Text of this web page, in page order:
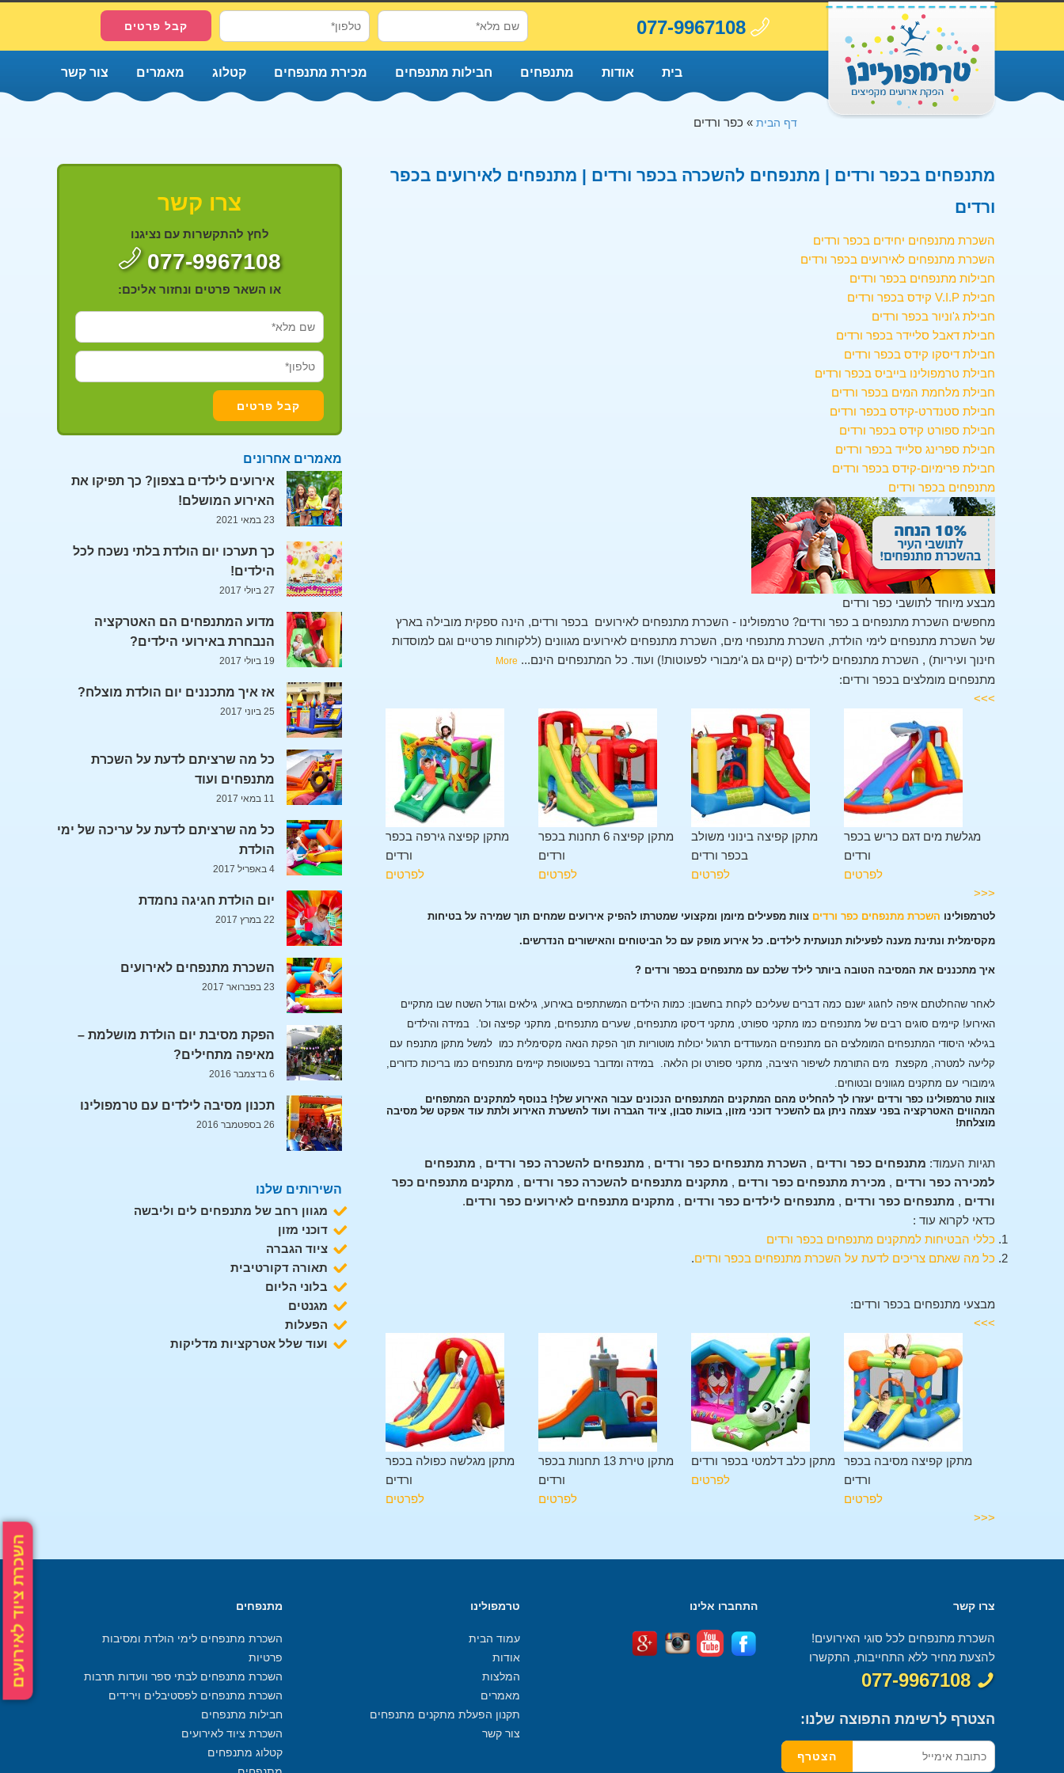
השכרת ציוד לאירועים
077-9967108
בית אודות מתנפחים חבילות מתנפחים מכירת מתנפחים קטלוג מאמרים צור קשר
דף הבית » כפר ורדים
מתנפחים בכפר ורדים | מתנפחים להשכרה בכפר ורדים | מתנפחים לאירועים בכפר
ורדים
השכרת מתנפחים יחידים בכפר ורדים
השכרת מתנפחים לאירועים בכפר ורדים
חבילות מתנפחים בכפר ורדים
חבילת V.I.P קידס בכפר ורדים
חבילת ג'וניור בכפר ורדים
חבילת דאבל סליידר בכפר ורדים
חבילת דיסקו קידס בכפר ורדים
חבילת טרמפולינו בייביס בכפר ורדים
חבילת מלחמת המים בכפר ורדים
חבילת סטנדרט-קידס בכפר ורדים
חבילת ספורט קידס בכפר ורדים
חבילת ספרינג סלייד בכפר ורדים
חבילת פרימיום-קידס בכפר ורדים
מתנפחים בכפר ורדים
מבצע מיוחד לתושבי כפר ורדים
מחפשים השכרת מתנפחים ב כפר ורדים? טרמפולינו - השכרת מתנפחים לאירועים בכפר ורדים, הינה ספקית מובילה בארץ
של השכרת מתנפחים לימי הולדת, השכרת מתנפחי מים, השכרת מתנפחים לאירועים מגוונים (ללקוחות פרטיים וגם למוסדות
חינוך ועיריות) , השכרת מתנפחים לילדים (קיים גם ג'ימבורי לפעוטות!) ועוד. כל המתנפחים הינם...
More
מתנפחים מומלצים בכפר ורדים:
>>>
מתקן קפיצה גירפה בכפר
ורדים
לפרטים
מתקן קפיצה 6 תחנות בכפר
ורדים
לפרטים
מתקן קפיצה בינוני משולב
בכפר ורדים
לפרטים
מגלשת מים דגם כריש בכפר
ורדים
לפרטים
<<<
לטרמפולינו השכרת מתנפחים כפר ורדים צוות מפעילים מיומן ומקצועי שמטרתו להפיק אירועים שמחים תוך שמירה על בטיחות
מקסימלית ונתינת מענה לפעילות תנועתית לילדים. כל אירוע מופק עם כל הביטוחים והאישורים הנדרשים.
איך מתכננים את המסיבה הטובה ביותר לילד שלכם עם מתנפחים בכפר ורדים ?
לאחר שהחלטתם איפה לחגוג ישנם כמה דברים שעליכם לקחת בחשבון: כמות הילדים המשתתפים באירוע, גילאים וגודל השטח שבו מתקיים
האירוע! קיימים סוגים רבים של מתנפחים כמו מתקני ספורט, מתקני דיסקו מתנפחים, שערים מתנפחים, מתקני קפיצה וכו'. במידה והילדים
בגילאי היסודי המתנפחים המומלצים הם מתנפחים המעודדים תרגול יכולות מוטוריות תוך הפקת הנאה מקסימלית כמו למשל מתקן מתנפח עם
קליעה למטרה, מקפצת מים התורמת לשיפור היציבה, מתקני ספורט וכן הלאה. במידה ומדובר בפעוטופת קיימים מתנפחים כמו בריכות כדורים,
גימובורי עם מתקנים מגוונים ובטוחים.
צוות טרמפולינו כפר ורדים יעזרו לך להחליט מהם המתקנים המתנפחים הנכונים עבור האירוע שלך! בנוסף למתקנים המתפחים
המהווים האטרקציה בפני עצמה ניתן גם להשכיר דוכני מזון, בועות סבון, ציוד הגברה ועוד להשערת האירוע ולתת עוד אפקט של מסיבה
מוצלחת!
תגיות העמוד: מתנפחים כפר ורדים , השכרת מתנפחים כפר ורדים , מתנפחים להשכרה כפר ורדים , מתנפחים
למכירה כפר ורדים , מכירת מתנפחים כפר ורדים , מתקנים מתנפחים להשכרה כפר ורדים , מתקנים מתנפחים כפר
ורדים , מתנפחים כפר ורדים , מתנפחים לילדים כפר ורדים , מתקנים מתנפחים לאירועים כפר ורדים.
כדאי לקרוא עוד :
כללי הבטיחות למתקנים מתנפחים בכפר ורדים
כל מה שאתם צריכים לדעת על השכרת מתנפחים בכפר ורדים.
מבצעי מתנפחים בכפר ורדים:
>>>
מתקן מגלשה כפולה בכפר
ורדים
לפרטים
מתקן טירת 13 תחנות בכפר
ורדים
לפרטים
מתקן כלב דלמטי בכפר ורדים
לפרטים
מתקן קפיצה מסיבה בכפר
ורדים
לפרטים
<<<
צרו קשר
לחץ להתקשרות עם נציגנו
077-9967108
או השאר פרטים ונחזור אליכם:
מאמרים אחרונים
אירועים לילדים בצפון? כך תפיקו את
האירוע המושלם!
23 במאי 2021
כך תערכו יום הולדת בלתי נשכח לכל
הילדים!
27 ביולי 2017
מדוע המתנפחים הם האטרקציה
הנבחרת באירועי הילדים?
19 ביולי 2017
אז איך מתכננים יום הולדת מוצלח?
25 ביוני 2017
כל מה שרציתם לדעת על השכרת
מתנפחים ועוד
11 במאי 2017
כל מה שרציתם לדעת על עריכה של ימי
הולדת
4 באפריל 2017
יום הולדת חגיגה נחמדת
22 במרץ 2017
השכרת מתנפחים לאירועים
23 בפברואר 2017
הפקת מסיבת יום הולדת מושלמת –
מאיפה מתחילים?
6 בדצמבר 2016
תכנון מסיבה לילדים עם טרמפולינו
26 בספטמבר 2016
השירותים שלנו
מגוון רחב של מתנפחים לים וליבשה
דוכני מזון
ציוד הגברה
תאורה דקורטיבית
בלוני הליום
מגנטים
הפעלות
ועוד שלל אטרקציות מדליקות
צרו קשר
השכרת מתנפחים לכל סוגי האירועים!
להצעת מחיר ללא התחייבות, התקשרו
077-9967108
הצטרף לרשימת התפוצה שלנו:
התחברו אלינו טרמפולינו
עמוד הבית
אודות
המלצות
מאמרים
תקנון הפעלת מתקנים מתנפחים
צור קשר
מתנפחים
השכרת מתנפחים לימי הולדת ומסיבות
פרטיות
השכרת מתנפחים לבתי ספר וועדות תרבות
השכרת מתנפחים לפסטיבלים וירידים
חבילות מתנפחים
השכרת ציוד לאירועים
קטלוג מתנפחים